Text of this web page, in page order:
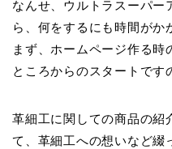
なんせ、ウルトラスーパー
ら、何をするにも時間がか
まず、ホームページ作る時
ところからのスタートです
革細工に関しての商品の紹
て、革細工への想いなど綴